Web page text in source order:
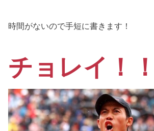
時間がないので手短に書きます！
チョレイ！！